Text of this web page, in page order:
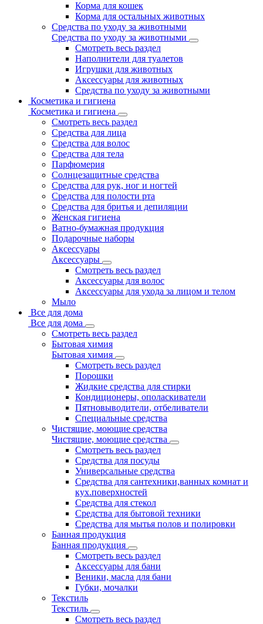
Корма для кошек
Корма для остальных животных
Средства по уходу за животными
Средства по уходу за животными
Смотреть весь раздел
Наполнители для туалетов
Игрушки для животных
Аксессуары для животных
Средства по уходу за животными
Косметика и гигиена
Косметика и гигиена
Смотреть весь раздел
Средства для лица
Средства для волос
Средства для тела
Парфюмерия
Солнцезащитные средства
Средства для рук, ног и ногтей
Средства для полости рта
Средства для бритья и депиляции
Женская гигиена
Ватно-бумажная продукция
Подарочные наборы
Аксессуары
Аксессуары
Смотреть весь раздел
Аксессуары для волос
Аксессуары для ухода за лицом и телом
Мыло
Все для дома
Все для дома
Смотреть весь раздел
Бытовая химия
Бытовая химия
Смотреть весь раздел
Порошки
Жидкие средства для стирки
Кондиционеры, ополаскиватели
Пятновыводители, отбеливатели
Специальные средства
Чистящие, моющие средства
Чистящие, моющие средства
Смотреть весь раздел
Средства для посуды
Универсальные средства
Средства для сантехники,ванных комнат и
кух.поверхностей
Средства для стекол
Средства для бытовой техники
Средства для мытья полов и полировки
Банная продукция
Банная продукция
Смотреть весь раздел
Аксессуары для бани
Веники, масла для бани
Губки, мочалки
Текстиль
Текстиль
Смотреть весь раздел